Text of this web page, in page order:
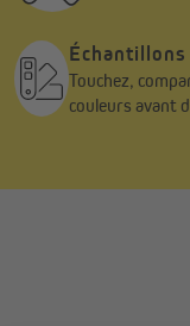
Touchez,
couleurs avant